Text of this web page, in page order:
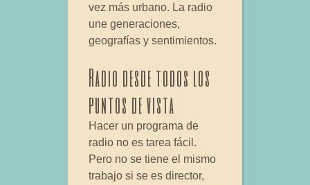
vez más urbano. La radio
une generaciones,
geografías y sentimientos.
Radio desde todos los
puntos de vista
Hacer un programa de
radio no es tarea fácil.
Pero no se tiene el mismo
trabajo si se es director,